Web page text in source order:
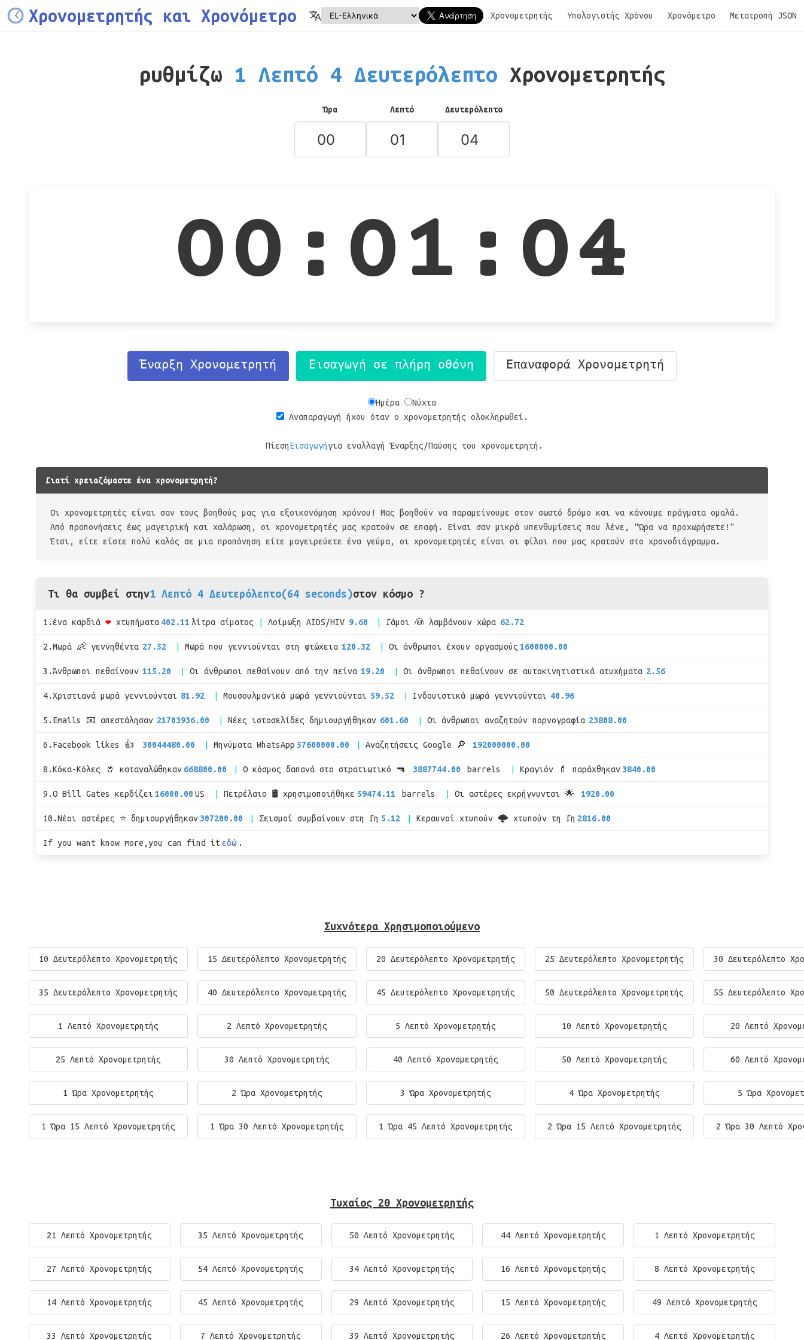
Χρονομετρητής και Χρονόμετρο Χρονομετρητής Υπολογιστής Χρόνου Χρονόμετρο Μετατροπή JSON
ρυθμίζω 1 Λεπτό 4 Δευτερόλεπτο Χρονομετρητής
Ώρα Λεπτό Δευτερόλεπτο
00:01:04
Έναρξη Χρονομετρητή Εισαγωγή σε πλήρη οθόνη Επαναφορά Χρονομετρητή
Ημέρα
Νύχτα
Αναπαραγωγή ήχου όταν ο χρονομετρητής ολοκληρωθεί.
ΠίεσηΕισαγωγήγια εναλλαγή Έναρξης/Παύσης του χρονομετρητή.
Γιατί χρειαζόμαστε ένα χρονομετρητή?
Οι χρονομετρητές είναι σαν τους βοηθούς μας για εξοικονόμηση χρόνου! Μας βοηθούν να παραμείνουμε στον σωστό δρόμο και να κάνουμε πράγματα ομαλά.
Από προπονήσεις έως μαγειρική και χαλάρωση, οι χρονομετρητές μας κρατούν σε επαφή. Είναι σαν μικρά υπενθυμίσεις που λένε, "Ώρα να προχωρήσετε!"
Έτσι, είτε είστε πολύ καλός σε μια προπόνηση είτε μαγειρεύετε ένα γεύμα, οι χρονομετρητές είναι οι φίλοι που μας κρατούν στο χρονοδιάγραμμα.
Τι θα συμβεί στην1 Λεπτό 4 Δευτερόλεπτο(64 seconds)στον κόσμο ?
1.ένα καρδιά ❤ χτυπήματα 402.11 λίτρα αίματος Λοίμωξη AIDS/HIV 9.60 Γάμοι 👰 λαμβάνουν χώρα 62.72
2.Μωρά 👶 γεννηθέντα 27.52 Μωρά που γεννιούνται στη φτώχεια 120.32 Οι άνθρωποι έχουν οργασμούς 1600000.00
3.Άνθρωποι πεθαίνουν 115.20 Οι άνθρωποι πεθαίνουν από την πείνα 19.20 Οι άνθρωποι πεθαίνουν σε αυτοκινητιστικά ατυχήματα 2.56
4.Χριστιανά μωρά γεννιούνται 81.92 Μουσουλμανικά μωρά γεννιούνται 59.52 Ινδουιστικά μωρά γεννιούνται 40.96
5.Emails 📧 απεστάλησαν 21703936.00 Νέες ιστοσελίδες δημιουργήθηκαν 601.60 Οι άνθρωποι αναζητούν πορνογραφία 23808.00
6.Facebook likes 👍 30044480.00 Μηνύματα WhatsApp 57600000.00 Αναζητήσεις Google 🔎 192000000.00
8.Κόκα-Κόλες 🥤 καταναλώθηκαν 668800.00 Ο κόσμος δαπανά στο στρατιωτικό 🔫 3887744.00 barrels Κραγιόν 💄 παράχθηκαν 3840.00
9.Ο Bill Gates κερδίζει 16000.00 US Πετρέλαιο 🛢 χρησιμοποιήθηκε 59474.11 barrels Οι αστέρες εκρήγνυνται 🌟 1920.00
10.Νέοι αστέρες ⭐ δημιουργήθηκαν 307200.00 Σεισμοί συμβαίνουν στη Γη 5.12 Κεραυνοί χτυπούν 🌩 χτυπούν τη Γη 2816.00
If you want know more,you can find it εδώ .
Συχνότερα Χρησιμοποιούμενο
10 Δευτερόλεπτο Χρονομετρητής 15 Δευτερόλεπτο Χρονομετρητής 20 Δευτερόλεπτο Χρονομετρητής 25 Δευτερόλεπτο Χρονομετρητής 30 Δευτερόλεπτο
35 Δευτερόλεπτο Χρονομετρητής 40 Δευτερόλεπτο Χρονομετρητής 45 Δευτερόλεπτο Χρονομετρητής 50 Δευτερόλεπτο Χρονομετρητής 55 Δευτερόλεπτο
1 Λεπτό Χρονομετρητής 2 Λεπτό Χρονομετρητής 5 Λεπτό Χρονομετρητής 10 Λεπτό Χρονομετρητής 20 Λεπτό
25 Λεπτό Χρονομετρητής 30 Λεπτό Χρονομετρητής 40 Λεπτό Χρονομετρητής 50 Λεπτό Χρονομετρητής 60 Λεπτό
1 Ώρα Χρονομετρητής 2 Ώρα Χρονομετρητής 3 Ώρα Χρονομετρητής 4 Ώρα Χρονομετρητής 5 Ώρα
1 Ώρα 15 Λεπτό Χρονομετρητής 1 Ώρα 30 Λεπτό Χρονομετρητής 1 Ώρα 45 Λεπτό Χρονομετρητής 2 Ώρα 15 Λεπτό Χρονομετρητής 2 Ώρα 30 Λεπτό
Τυχαίος 20 Χρονομετρητής
21 Λεπτό Χρονομετρητής 35 Λεπτό Χρονομετρητής 50 Λεπτό Χρονομετρητής 44 Λεπτό Χρονομετρητής 1 Λεπτό Χρονομετρητής
27 Λεπτό Χρονομετρητής 54 Λεπτό Χρονομετρητής 34 Λεπτό Χρονομετρητής 16 Λεπτό Χρονομετρητής 8 Λεπτό Χρονομετρητής
14 Λεπτό Χρονομετρητής 45 Λεπτό Χρονομετρητής 29 Λεπτό Χρονομετρητής 15 Λεπτό Χρονομετρητής 49 Λεπτό Χρονομετρητής
33 Λεπτό Χρονομετρητής 7 Λεπτό Χρονομετρητής 39 Λεπτό Χρονομετρητής 26 Λεπτό Χρονομετρητής 4 Λεπτό Χρονομετρητής